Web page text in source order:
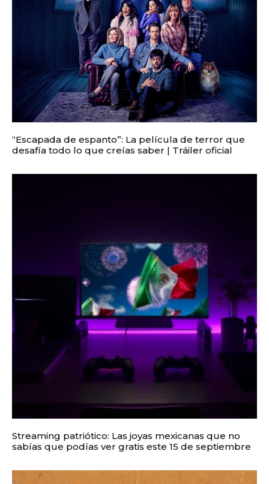
“Escapada de espanto”: La película de terror que
desafía todo lo que creías saber | Tráiler oficial
Streaming patriótico: Las joyas mexicanas que no
sabías que podías ver gratis este 15 de septiembre